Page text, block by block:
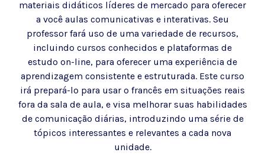
materiais didáticos líderes de mercado para oferecer
a você aulas comunicativas e interativas. Seu
professor fará uso de uma variedade de recursos,
incluindo cursos conhecidos e plataformas de
estudo on-line, para oferecer uma experiência de
aprendizagem consistente e estruturada. Este curso
irá prepará-lo para usar o francês em situações reais
fora da sala de aula, e visa melhorar suas habilidades
de comunicação diárias, introduzindo uma série de
tópicos interessantes e relevantes a cada nova
unidade.